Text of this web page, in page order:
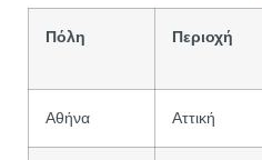
Πόλη Περιοχή
Αθήνα Αττική